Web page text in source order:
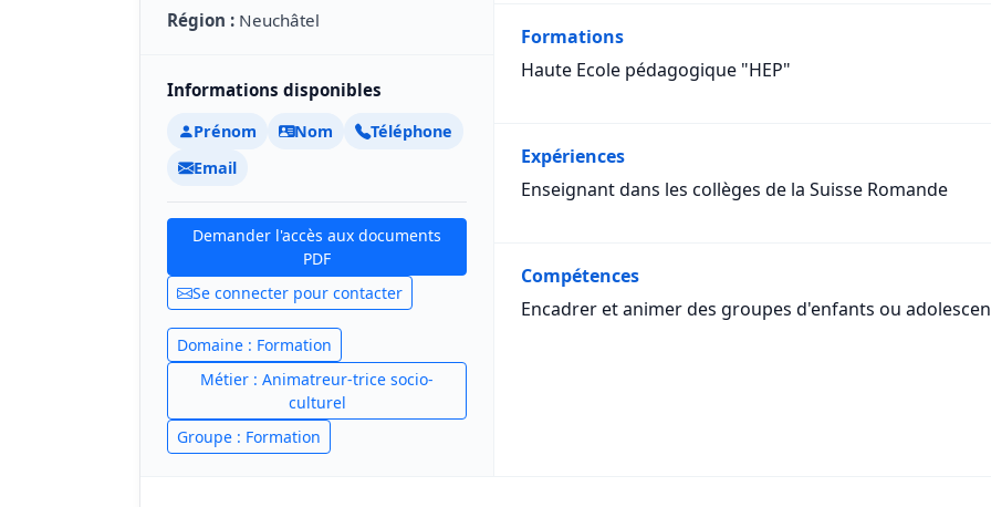
Région : Neuchâtel
Informations disponibles
Prénom Nom
Téléphone
Email
Demander l'accès aux documents
PDF
Se connecter pour contacter
Domaine : Formation
Métier : Animatreur-trice socio-
culturel
Groupe : Formation
Formations
Haute Ecole pédagogique "HEP"
Expériences
Enseignant dans les collèges de la Suisse Romande
Compétences
Encadrer et animer des groupes d'enfants ou